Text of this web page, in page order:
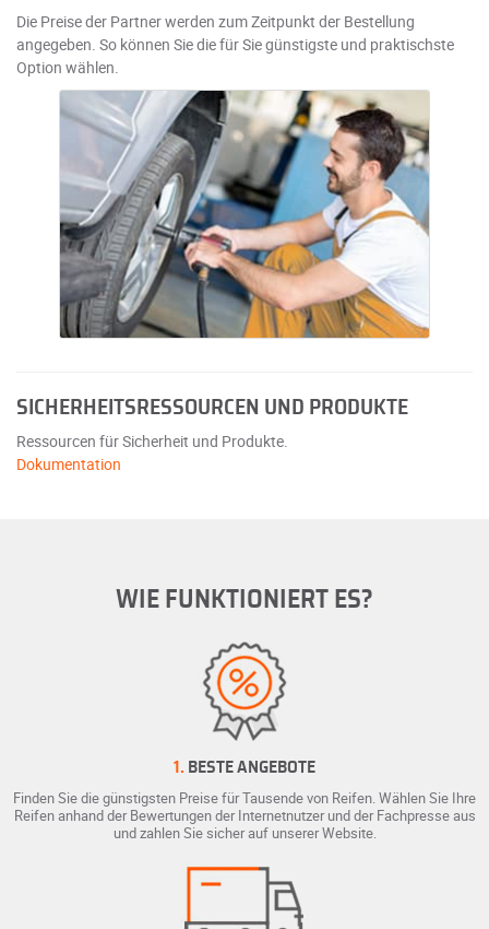
Die Preise der Partner werden zum Zeitpunkt der Bestellung
angegeben. So können Sie die für Sie günstigste und praktischste
Option wählen.
SICHERHEITSRESSOURCEN UND PRODUKTE
Ressourcen für Sicherheit und Produkte.
Dokumentation
WIE FUNKTIONIERT ES?
1. BESTE ANGEBOTE
Finden Sie die günstigsten Preise für Tausende von Reifen. Wählen Sie Ihre
Reifen anhand der Bewertungen der Internetnutzer und der Fachpresse aus
und zahlen Sie sicher auf unserer Website.